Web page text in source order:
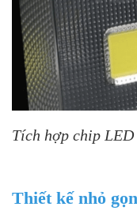
Tích hợp chip LED
Thiết kế nhỏ